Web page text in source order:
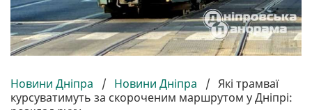
Новини Дніпра / Новини Дніпра / Які трамваї
курсуватимуть за скороченим маршрутом у Дніпрі: